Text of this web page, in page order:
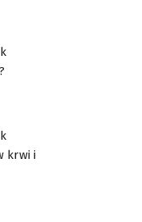
krwi i